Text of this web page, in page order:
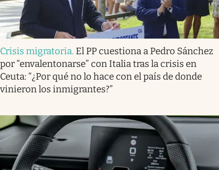
Crisis migratoria. El PP cuestiona a Pedro Sánchez
por “envalentonarse” con Italia tras la crisis en
Ceuta: “¿Por qué no lo hace con el país de donde
vinieron los inmigrantes?”